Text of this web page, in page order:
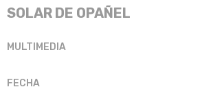
SOLAR DE OPAÑEL